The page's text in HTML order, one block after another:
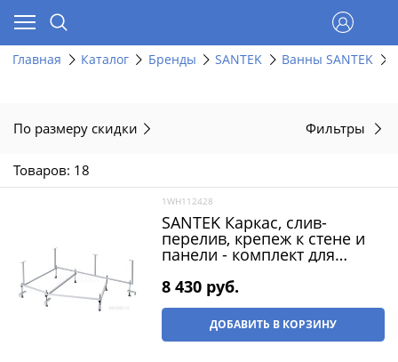
Главная Каталог Бренды SANTEK Ванны SANTEK
По размеру скидки Фильтры
Товаров: 18
1WH112428
SANTEK Каркас, слив-
перелив, крепеж к стене и
панели - комплект для
8 430 руб.
ДОБАВИТЬ В КОРЗИНУ